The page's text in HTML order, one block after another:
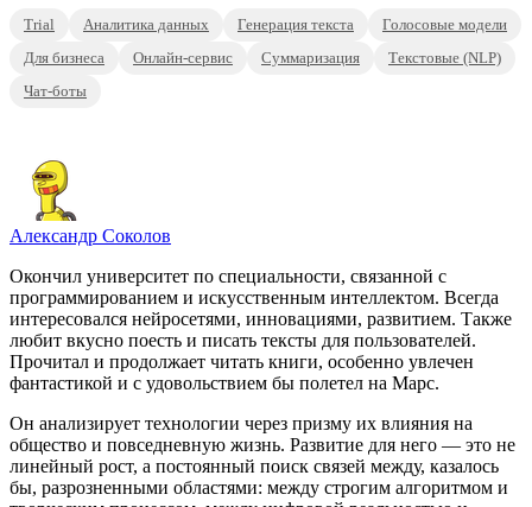
Trial Аналитика данных Генерация текста
Голосовые модели
Для бизнеса
Онлайн-сервис Суммаризация
Текстовые (NLP)
Чат-боты
Александр Соколов
Окончил университет по специальности, связанной с
программированием и искусственным интеллектом. Всегда
интересовался нейросетями, инновациями, развитием. Также
любит вкусно поесть и писать тексты для пользователей.
Прочитал и продолжает читать книги, особенно увлечен
фантастикой и с удовольствием бы полетел на Марс.
Он анализирует технологии через призму их влияния на
общество и повседневную жизнь. Развитие для него — это не
линейный рост, а постоянный поиск связей между, казалось
бы, разрозненными областями: между строгим алгоритмом и